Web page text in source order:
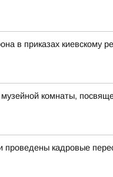
в приказах киевскому
комнаты,
кадровые